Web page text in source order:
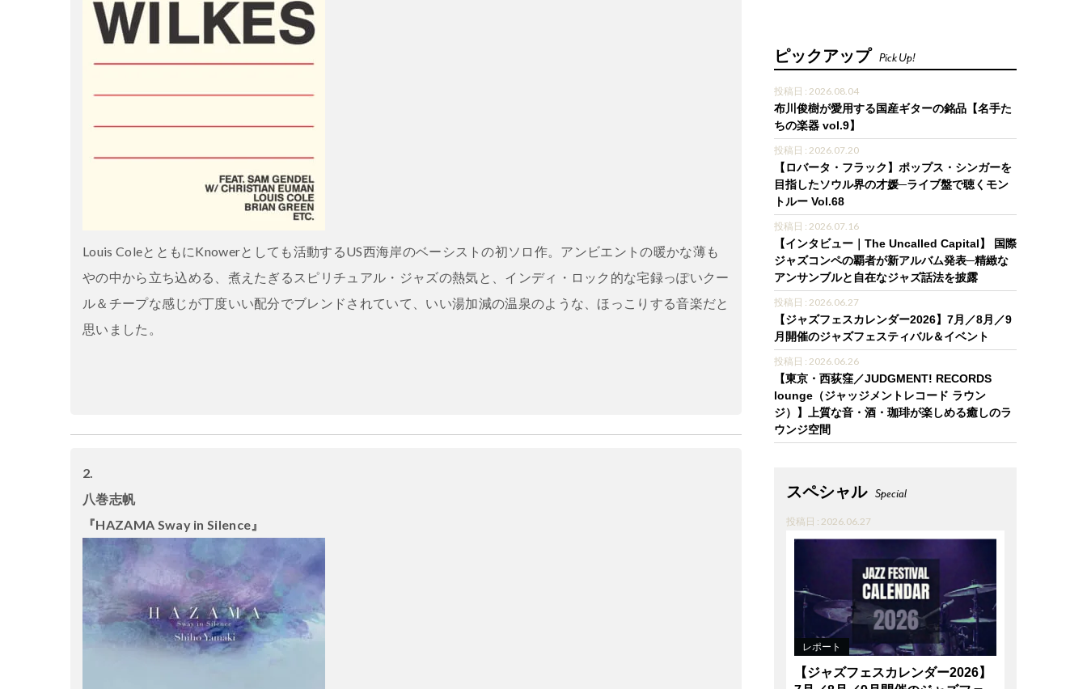
Louis ColeとともにKnowerとしても活動するUS西海岸のベーシストの初ソロ作。アンビエントの暖かな薄も
やの中から立ち込める、煮えたぎるスピリチュアル・ジャズの熱気と、インディ・ロック的な宅録っぽいクー
ル＆チープな感じが丁度いい配分でブレンドされていて、いい湯加減の温泉のような、ほっこりする音楽だと
思いました。
2.
八巻志帆
『HAZAMA Sway in Silence』
ピックアップ Pick Up!
投稿日 : 2026.08.04
布川俊樹が愛用する国産ギターの銘品【名手た
ちの楽器 vol.9】
投稿日 : 2026.07.20
【ロバータ・フラック】ポップス・シンガーを
目指したソウル界の才媛─ライブ盤で聴くモン
トルー Vol.68
投稿日 : 2026.07.16
【インタビュー｜The Uncalled Capital】 国際
ジャズコンペの覇者が新アルバム発表─精緻な
アンサンブルと自在なジャズ話法を披露
投稿日 : 2026.06.27
【ジャズフェスカレンダー2026】7月／8月／9
月開催のジャズフェスティバル＆イベント
投稿日 : 2026.06.26
【東京・西荻窪／JUDGMENT! RECORDS
lounge（ジャッジメントレコード ラウン
ジ）】上質な音・酒・珈琲が楽しめる癒しのラ
ウンジ空間
スペシャル Special
投稿日 : 2026.06.27
レポート
【ジャズフェスカレンダー2026】